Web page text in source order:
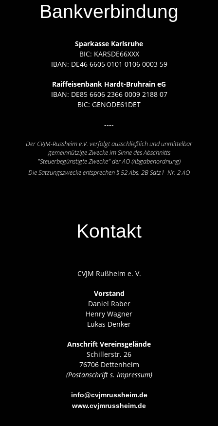
Bankverbindung
Sparkasse Karlsruhe
BIC: KARSDE66XXX
IBAN: DE46 6605 0101 0106 0003 59
Raiffeisenbank Hardt-Bruhrain eG
IBAN: DE85 6606 2366 0009 2188 07
BIC: GENODE61DET
----
Der CVJM-Russheim e.V. verfolgt ausschließlich und unmittelbar
gemeinnützige Zwecke im Sinne des Abschnitts
"Steuerbegünstigte Zwecke" der AO (Abgabenordnung)
Die Satzungszwecke entsprechen § 52 Abs. 2B Satz1 Nr. 2 AO
Kontakt
CVJM Rußheim e. V.
Vorstand
Daniel Raber
Henry Wagner
Lukas Denker
Anschrift Vereinsgelände
Schillerstr. 26
76706 Dettenheim
(Postanschrift s. Impressum)
info@cvjmrussheim.de
www.cvjmrussheim.de